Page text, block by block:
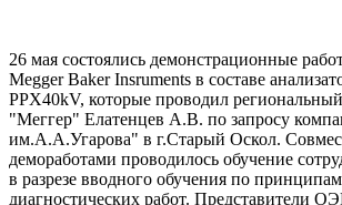
26 мая состоялись демонстрационные
Megger Baker Insruments в составе
PPX40kV, которые проводил
"Меггер" Елатенцев А.В. по запросу
им.А.А.Угарова" в г.Старый Оскол.
демоработами проводилось обучение
в разрезе вводного обучения по
диагностических работ. Представители